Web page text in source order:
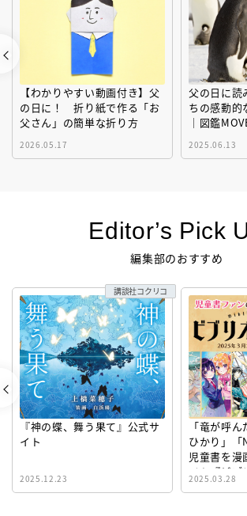
【わかりやすい動画付き】父
の日に！ 折り紙で作る「お
父さん」の簡単な折り方
2026.05.17
父の日に読
ちの感動的
｜図鑑
2025.06.13
Editor’s Pick
編集部のおすすめ
『神の蝶、舞う果て』公式サ
イト
2025.12.23
講談社コクリコ
「竜が呼
ひかり」
児童書を
イト『ビ
生！
2025.03.28